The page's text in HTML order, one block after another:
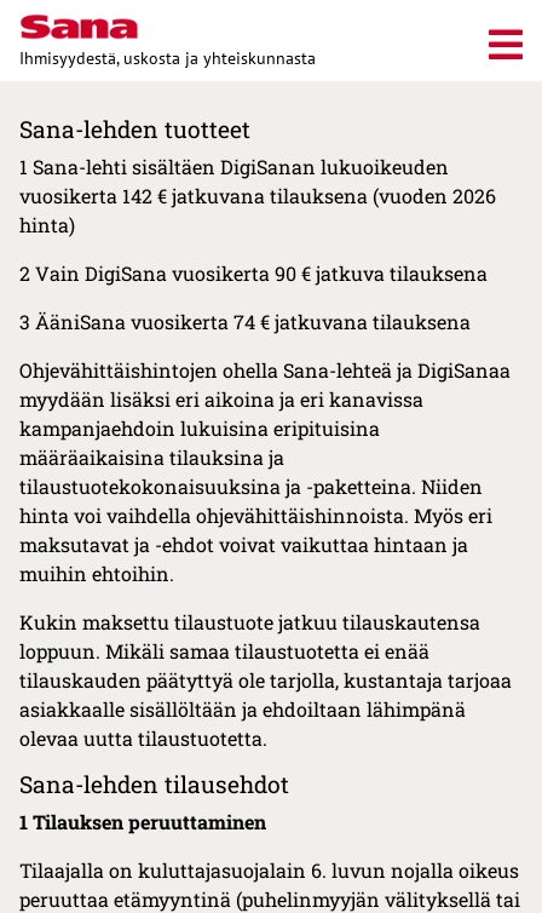
Ihmisyydestä, uskosta ja yhteiskunnasta
Sana-lehden tuotteet
1 Sana-lehti sisältäen DigiSanan lukuoikeuden
vuosikerta 142 € jatkuvana tilauksena (vuoden 2026
hinta)
2 Vain DigiSana vuosikerta 90 € jatkuva tilauksena
3 ÄäniSana vuosikerta 74 € jatkuvana tilauksena
Ohjevähittäishintojen ohella Sana-lehteä ja DigiSanaa
myydään lisäksi eri aikoina ja eri kanavissa
kampanjaehdoin lukuisina eripituisina
määräaikaisina tilauksina ja
tilaustuotekokonaisuuksina ja -paketteina. Niiden
hinta voi vaihdella ohjevähittäishinnoista. Myös eri
maksutavat ja -ehdot voivat vaikuttaa hintaan ja
muihin ehtoihin.
Kukin maksettu tilaustuote jatkuu tilauskautensa
loppuun. Mikäli samaa tilaustuotetta ei enää
tilauskauden päätyttyä ole tarjolla, kustantaja tarjoaa
asiakkaalle sisällöltään ja ehdoiltaan lähimpänä
olevaa uutta tilaustuotetta.
Sana-lehden tilausehdot
1 Tilauksen peruuttaminen
Tilaajalla on kuluttajasuojalain 6. luvun nojalla oikeus
peruuttaa etämyyntinä (puhelinmyyjän välityksellä tai